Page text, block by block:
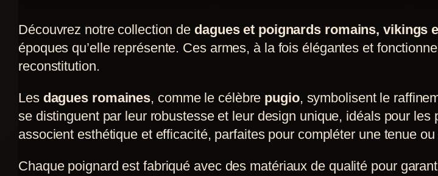
Découvrez notre collection de dagues et poignards romains, vikings
époques qu’elle représente. Ces armes, à la fois élégantes et
reconstitution.
Les dagues romaines, comme le célèbre pugio, symbolisent le
se distinguent par leur robustesse et leur design unique, idéals pour
associent esthétique et efficacité, parfaites pour compléter une tenue
Chaque poignard est fabriqué avec des matériaux de qualité pour